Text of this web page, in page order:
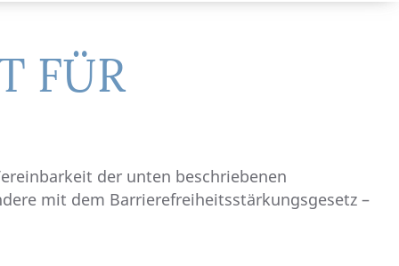
FÜR
der unten beschriebenen
mit dem Barrierefreiheitsstärkungsgesetz –